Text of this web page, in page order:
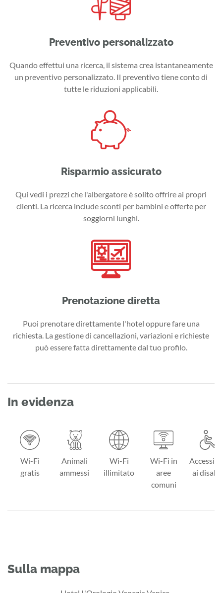
Preventivo personalizzato
Quando effettui una ricerca, il sistema crea istantaneamente
un preventivo personalizzato. Il preventivo tiene conto di
tutte le riduzioni applicabili.
Risparmio assicurato
Qui vedi i prezzi che l'albergatore è solito offrire ai propri
clienti. La ricerca include sconti per bambini e offerte per
soggiorni lunghi.
Prenotazione diretta
Puoi prenotare direttamente l'hotel oppure fare una
richiesta. La gestione di cancellazioni, variazioni e richieste
può essere fatta direttamente dal tuo profilo.
In evidenza
Wi-Fi
gratis
Animali
ammessi
Wi-Fi
illimitato
Wi-Fi in
aree
comuni
ai
Sulla mappa